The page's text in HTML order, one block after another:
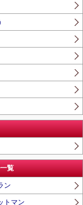
覧
ン
トマン